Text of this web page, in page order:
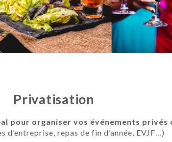
Privatisation
pour organiser vos événements privés
repas de fin d’année, EVJF…)